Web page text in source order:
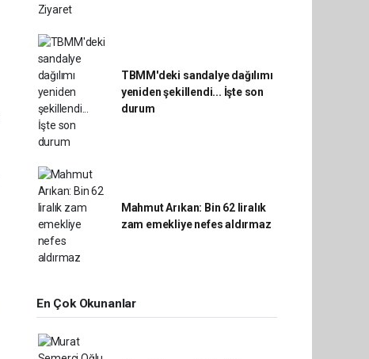
TBMM'deki sandalye dağılımı
yeniden şekillendi... İşte son
durum
Mahmut Arıkan: Bin 62 liralık
zam emekliye nefes aldırmaz
En Çok Okunanlar